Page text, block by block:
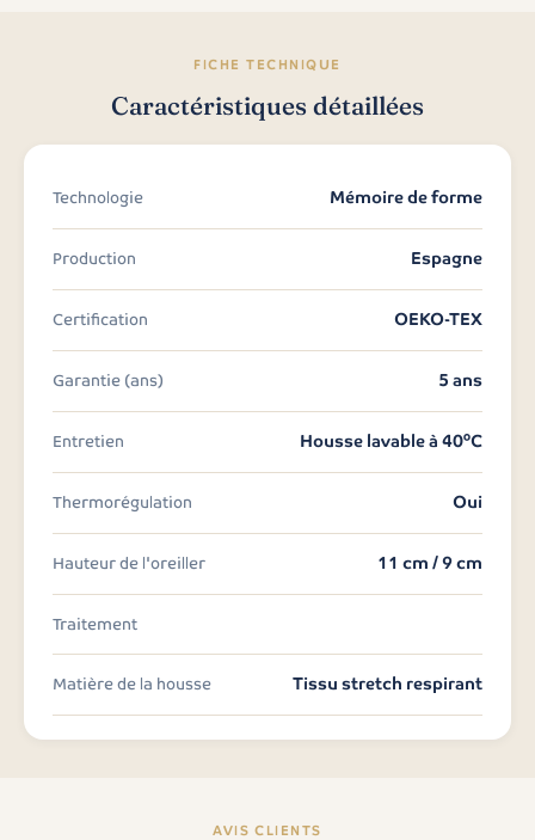
FICHE TECHNIQUE
Caractéristiques détaillées
Technologie Mémoire de forme
Production Espagne
Certification OEKO-TEX
Garantie (ans) 5 ans
Entretien Housse lavable à 40°C
Thermorégulation Oui
Hauteur de l'oreiller 11 cm / 9 cm
Traitement
Matière de la housse Tissu stretch respirant
AVIS CLIENTS